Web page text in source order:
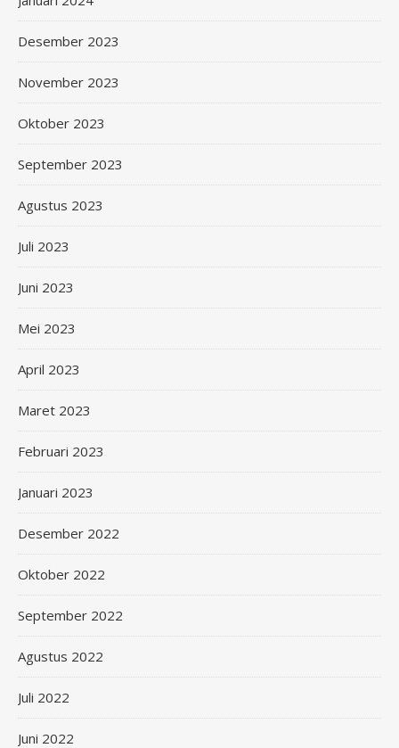
Desember 2023
November 2023
Oktober 2023
September 2023
Agustus 2023
Juli 2023
Juni 2023
Mei 2023
April 2023
Maret 2023
Februari 2023
Januari 2023
Desember 2022
Oktober 2022
September 2022
Agustus 2022
Juli 2022
Juni 2022